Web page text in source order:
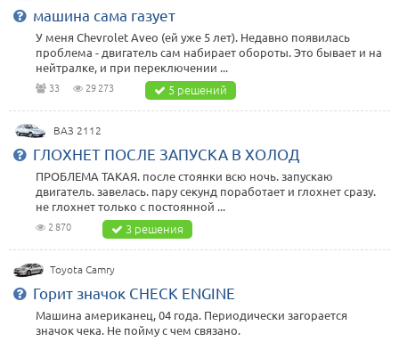
машина сама газует
У меня Chevrolet Aveo (ей уже 5 лет). Недавно появилась
проблема - двигатель сам набирает обороты. Это бывает и на
нейтралке, и при переключении ...
33 29 273 5 решений
ВАЗ 2112
ГЛОХНЕТ ПОСЛЕ ЗАПУСКА В ХОЛОД
ПРОБЛЕМА ТАКАЯ. после стоянки всю ночь. запускаю
двигатель. завелась. пару секунд поработает и глохнет сразу.
не глохнет только с постоянной ...
2 870 3 решения
Toyota Camry
Горит значок CHECK ENGINE
Машина американец, 04 года. Периодически загорается
значок чека. Не пойму с чем связано.